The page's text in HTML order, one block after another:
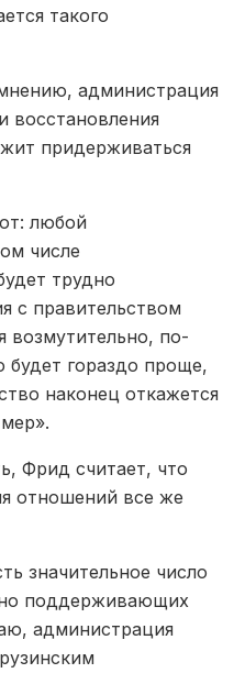
такого
администрация
восстановления
придерживаться
любой
числе
трудно
с правительством
возмутительно, по-
будет гораздо проще,
наконец откажется
Фрид считает, что
отношений все же
значительное число
поддерживающих
администрация